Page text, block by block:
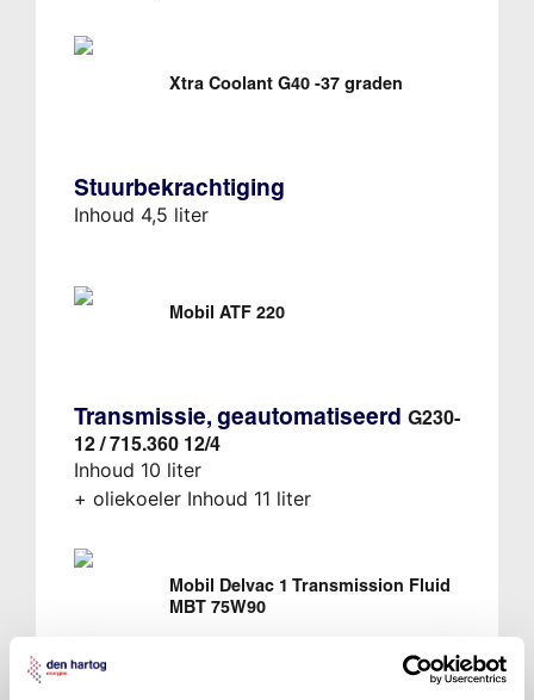
Xtra Coolant G40 -37 graden
Stuurbekrachtiging
Inhoud 4,5 liter
Mobil ATF 220
Transmissie, geautomatiseerd G230-
12 / 715.360 12/4
Inhoud 10 liter
+ oliekoeler Inhoud 11 liter
Mobil Delvac 1 Transmission Fluid
MBT 75W90